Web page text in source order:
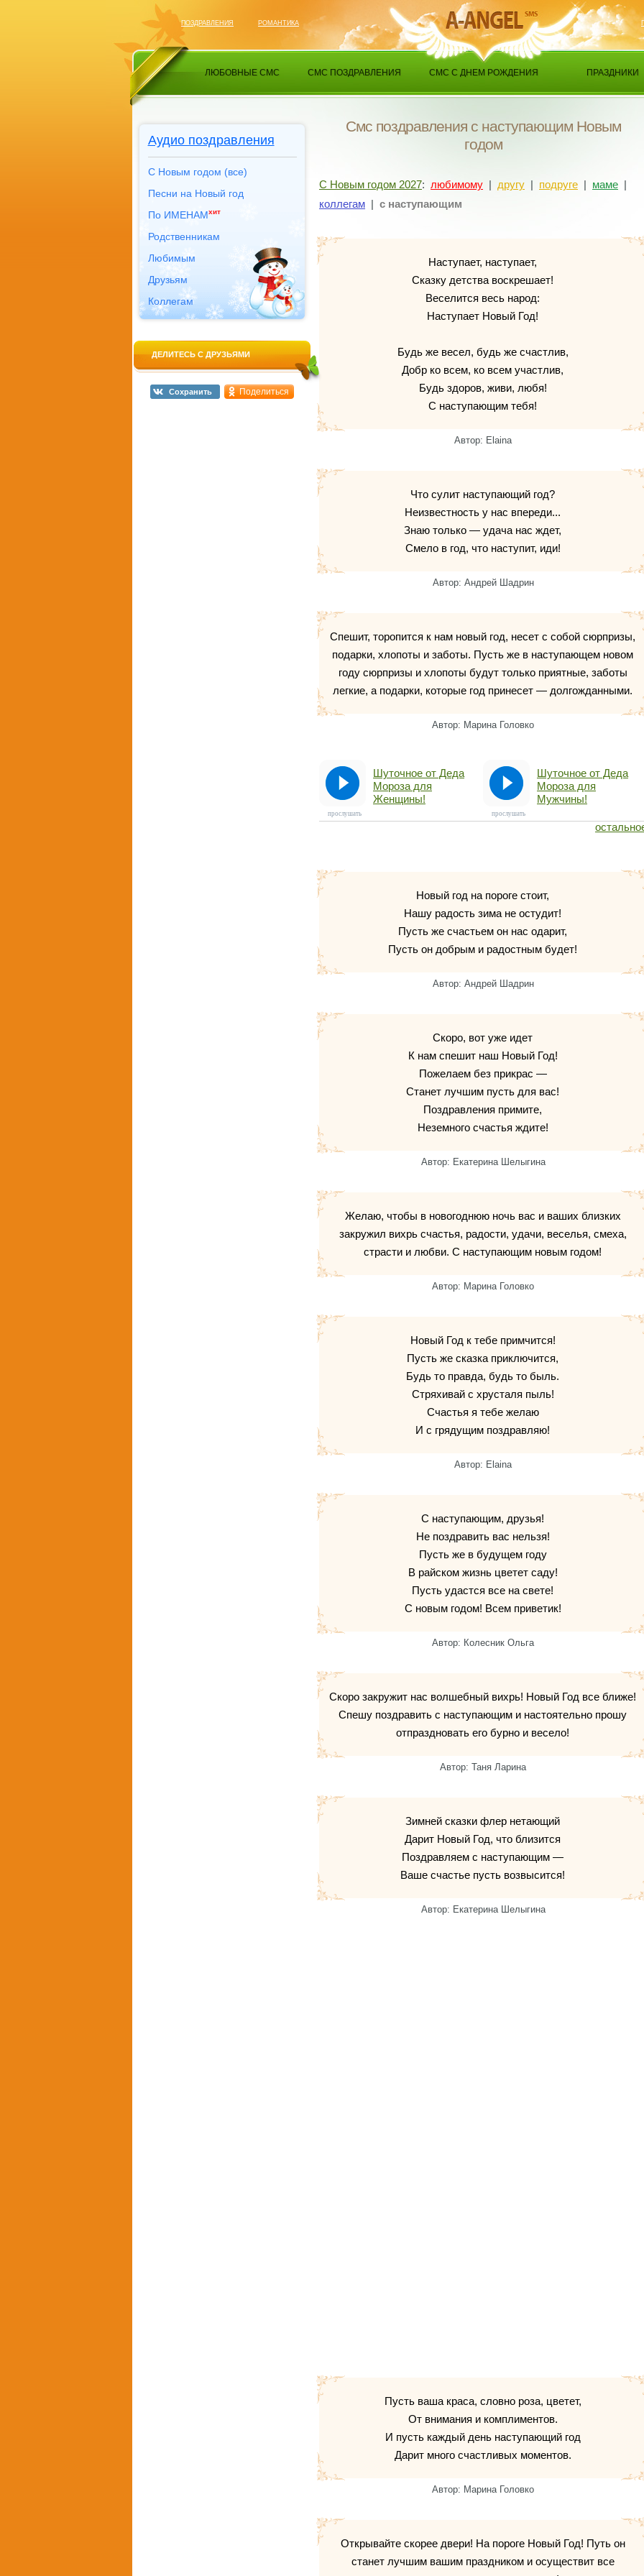
ПОЗДРАВЛЕНИЯ РОМАНТИКА
ЛЮБОВНЫЕ СМС СМС ПОЗДРАВЛЕНИЯ СМС С ДНЕМ РОЖДЕНИЯ ПРАЗДНИКИ
Смс поздравления с наступающим Новым
годом
С Новым годом 2027: любимому | другу | подруге | маме |
коллегам | с наступающим
Наступает, наступает,
Сказку детства воскрешает!
Веселится весь народ:
Наступает Новый Год!
Будь же весел, будь же счастлив,
Добр ко всем, ко всем участлив,
Будь здоров, живи, любя!
С наступающим тебя!
Автор: Elaina
Что сулит наступающий год?
Неизвестность у нас впереди...
Знаю только — удача нас ждет,
Смело в год, что наступит, иди!
Автор: Андрей Шадрин
Спешит, торопится к нам новый год, несет с собой сюрпризы,
подарки, хлопоты и заботы. Пусть же в наступающем новом
году сюрпризы и хлопоты будут только приятные, заботы
легкие, а подарки, которые год принесет — долгожданными.
Автор: Марина Головко
Шуточное от Деда
Мороза для
Женщины!
прослушать
Шуточное от Деда
Мороза для
Мужчины!
прослушать
Новый год на пороге стоит,
Нашу радость зима не остудит!
Пусть же счастьем он нас одарит,
Пусть он добрым и радостным будет!
Автор: Андрей Шадрин
Скоро, вот уже идет
К нам спешит наш Новый Год!
Пожелаем без прикрас —
Станет лучшим пусть для вас!
Поздравления примите,
Неземного счастья ждите!
Автор: Екатерина Шелыгина
Желаю, чтобы в новогоднюю ночь вас и ваших близких
закружил вихрь счастья, радости, удачи, веселья, смеха,
страсти и любви. С наступающим новым годом!
Автор: Марина Головко
Новый Год к тебе примчится!
Пусть же сказка приключится,
Будь то правда, будь то быль.
Стряхивай с хрусталя пыль!
Счастья я тебе желаю
И с грядущим поздравляю!
Автор: Elaina
С наступающим, друзья!
Не поздравить вас нельзя!
Пусть же в будущем году
В райском жизнь цветет саду!
Пусть удастся все на свете!
С новым годом! Всем приветик!
Автор: Колесник Ольга
Скоро закружит нас волшебный вихрь! Новый Год все ближе!
Спешу поздравить с наступающим и настоятельно прошу
отпраздновать его бурно и весело!
Автор: Таня Ларина
Зимней сказки флер нетающий
Дарит Новый Год, что близится
Поздравляем с наступающим —
Ваше счастье пусть возвысится!
Автор: Екатерина Шелыгина
Пусть ваша краса, словно роза, цветет,
От внимания и комплиментов.
И пусть каждый день наступающий год
Дарит много счастливых моментов.
Автор: Марина Головко
Открывайте скорее двери! На пороге Новый Год! Путь он
станет лучшим вашим праздником и осуществит все
Аудио поздравления
С Новым годом (все)
Песни на Новый год
По ИМЕНАМхит
Родственникам
Любимым
Друзьям
Коллегам
ДЕЛИТЕСЬ С ДРУЗЬЯМИ
Сохранить Поделиться